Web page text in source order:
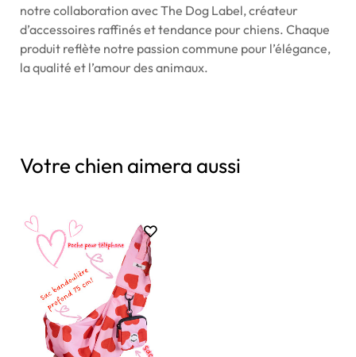
notre collaboration avec The Dog Label, créateur
d’accessoires raffinés et tendance pour chiens. Chaque
produit reflète notre passion commune pour l’élégance,
la qualité et l’amour des animaux.
Votre chien aimera aussi